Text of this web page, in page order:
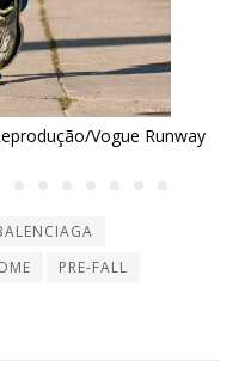
Vogue Runway
PRE-FALL